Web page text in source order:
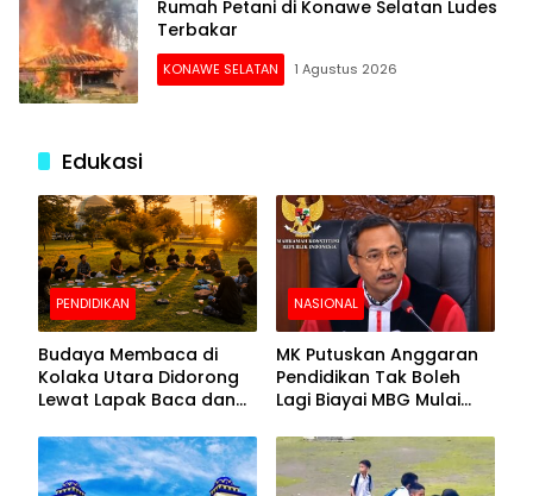
Rumah Petani di Konawe Selatan Ludes
Terbakar
KONAWE SELATAN 1 Agustus 2026
Edukasi
PENDIDIKAN
Budaya Membaca di
Kolaka Utara Didorong
Lewat Lapak Baca dan
NASIONAL
MK Putuskan Anggaran
Pendidikan Tak Boleh
Lagi Biayai MBG Mulai